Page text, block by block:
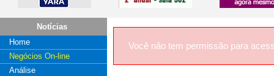
Notícias
Home
Negócios On-line
Análise
Você não tem permissão para